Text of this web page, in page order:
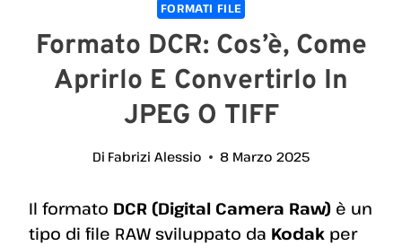
FORMATI FILE
Formato DCR: Cos’è, Come
Aprirlo E Convertirlo In
JPEG O TIFF
Di Fabrizi Alessio 8 Marzo 2025
Il formato DCR (Digital Camera Raw) è un
tipo di file RAW sviluppato da Kodak per